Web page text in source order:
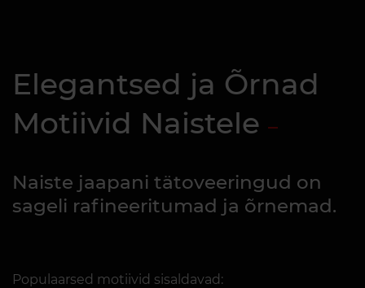
Elegantsed ja Õrnad
Motiivid Naistele
Naiste jaapani tätoveeringud on
sageli rafineeritumad ja õrnemad.
Populaarsed motiivid sisaldavad: